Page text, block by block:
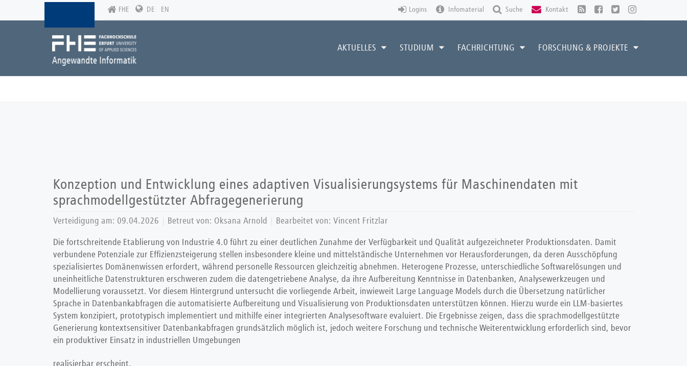
FHE DE EN Logins Infomaterial Suche Kontakt
AKTUELLES STUDIUM FACHRICHTUNG FORSCHUNG & PROJEKTE
Konzeption und Entwicklung eines adaptiven Visualisierungsystems für Maschinendaten mit
sprachmodellgestützter Abfragegenerierung
Verteidigung am: 09.04.2026 Betreut von: Oksana Arnold Bearbeitet von: Vincent Fritzlar
Die fortschreitende Etablierung von Industrie 4.0 führt zu einer deutlichen Zunahme der Verfügbarkeit und Qualität aufgezeichneter Produktionsdaten. Damit
verbundene Potenziale zur Effizienzsteigerung stellen insbesondere kleine und mittelständische Unternehmen vor Herausforderungen, da deren Ausschöpfung
spezialisiertes Domänenwissen erfordert, während personelle Ressourcen gleichzeitig abnehmen. Heterogene Prozesse, unterschiedliche Softwarelösungen und
uneinheitliche Datenstrukturen erschweren zudem die datengetriebene Analyse, da ihre Aufbereitung Kenntnisse in Datenbanken, Analysewerkzeugen und
Modellierung voraussetzt. Vor diesem Hintergrund untersucht die vorliegende Arbeit, inwieweit Large Language Models durch die Übersetzung natürlicher
Sprache in Datenbankabfragen die automatisierte Aufbereitung und Visualisierung von Produktionsdaten unterstützen können. Hierzu wurde ein LLM-basiertes
System konzipiert, prototypisch implementiert und mithilfe einer integrierten Analysesoftware evaluiert. Die Ergebnisse zeigen, dass die sprachmodellgestützte
Generierung kontextsensitiver Datenbankabfragen grundsätzlich möglich ist, jedoch weitere Forschung und technische Weiterentwicklung erforderlich sind, bevor
ein produktiver Einsatz in industriellen Umgebungen
realisierbar erscheint.